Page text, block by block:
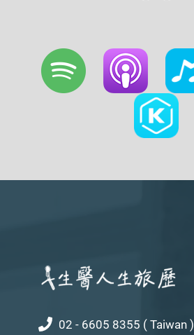
02 - 6605 8355 ( Taiwan )